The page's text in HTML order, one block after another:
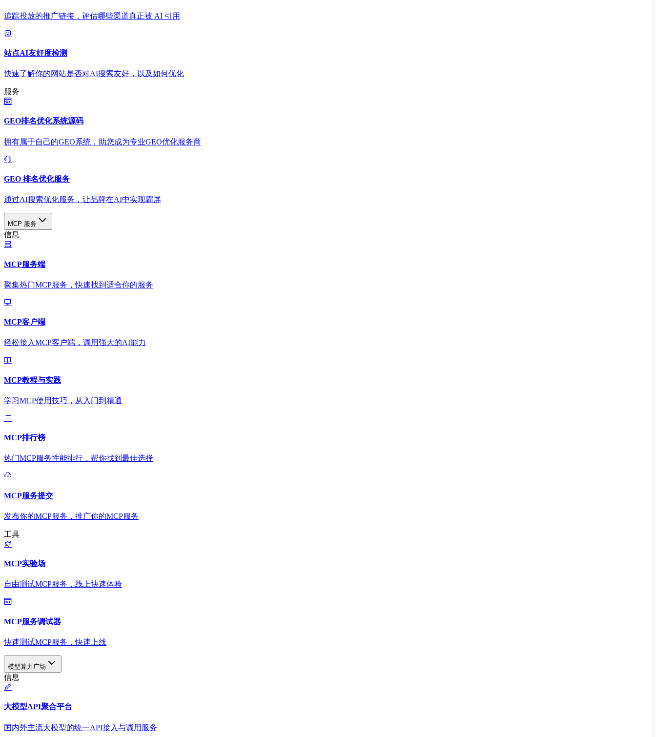
追踪投放的推广链接，评估哪些渠道真正被 AI 引用
站点AI友好度检测
快速了解你的网站是否对AI搜索友好，以及如何优化
服务
GEO排名优化系统源码
拥有属于自己的GEO系统，助您成为专业GEO优化服务商
GEO 排名优化服务
通过AI搜索优化服务，让品牌在AI中实现霸屏
MCP 服务
信息
MCP服务端
聚集热门MCP服务，快速找到适合你的服务
MCP客户端
轻松接入MCP客户端，调用强大的AI能力
MCP教程与实践
学习MCP使用技巧，从入门到精通
MCP排行榜
热门MCP服务性能排行，帮你找到最佳选择
MCP服务提交
发布你的MCP服务，推广你的MCP服务
工具
MCP实验场
自由测试MCP服务，线上快速体验
MCP服务调试器
快速测试MCP服务，快速上线
模型算力广场
信息
大模型API聚合平台
国内外主流大模型的统一API接入与调用服务